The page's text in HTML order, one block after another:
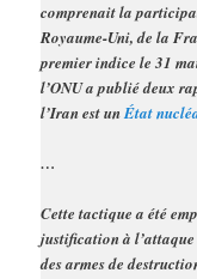
comprenait la
Royaume-Uni, de la
premier indice le 31
l’ONU a publié deux
l’Iran est unÉtat
…
Cette tactique a été
justification à
des armes de